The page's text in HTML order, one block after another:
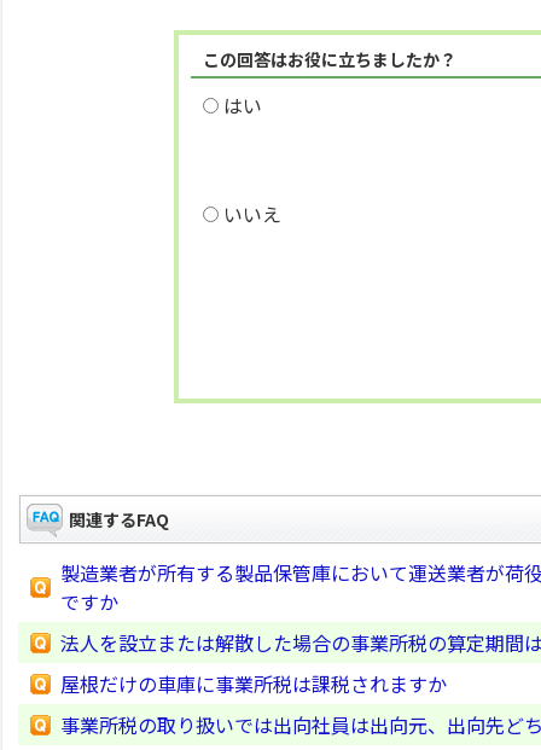
この回答はお役に立ちましたか？
はい
いいえ
関連するFAQ
製造業者が所有する製品保管庫において運送業者が荷
ですか
法人を設立または解散した場合の事業所税の算定期間
屋根だけの車庫に事業所税は課税されますか
事業所税の取り扱いでは出向社員は出向元、出向先ど